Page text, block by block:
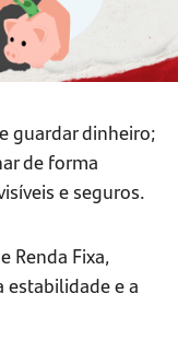
guardar dinheiro;
de forma
e seguros.
Renda Fixa,
estabilidade e a